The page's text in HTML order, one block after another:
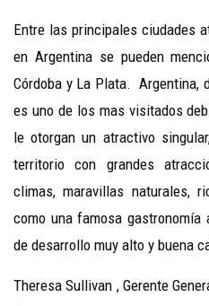
Entre las principales ciudades
en Argentina se pueden
Córdoba y La Plata. Argentina,
es uno de los mas visitados
le otorgan un atractivo
territorio con grandes
climas, maravillas naturales,
como una famosa
de desarrollo muy alto y buena
Theresa Sullivan , Gerente